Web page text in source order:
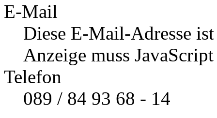
E-Mail
Diese E-Mail-Adresse
Anzeige muss
Telefon
089 / 84 93 68 - 14